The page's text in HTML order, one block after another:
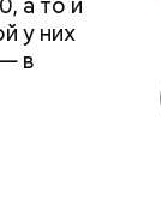
у них
в